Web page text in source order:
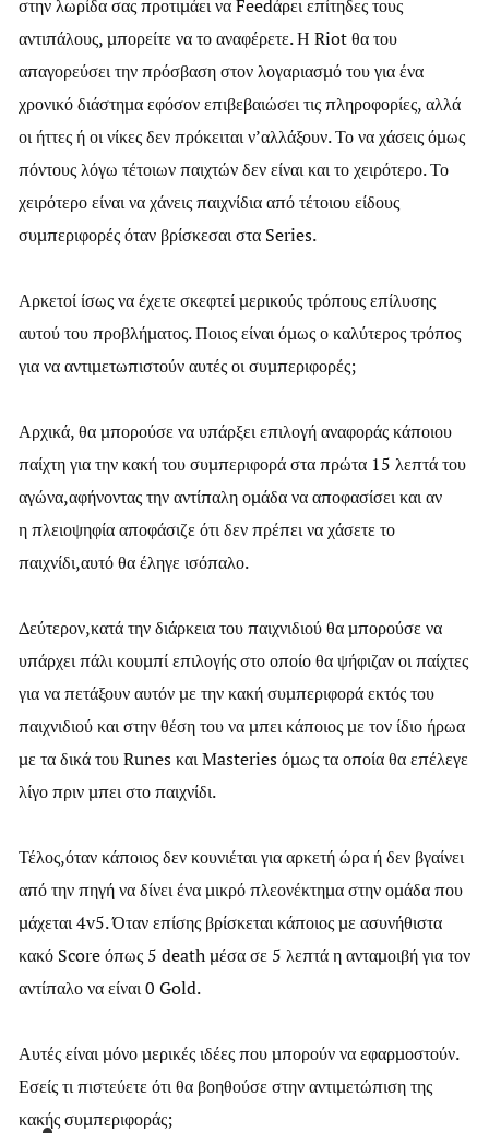
στην λωρίδα σας προτιμάει να Feedάρει επίτηδες τους
αντιπάλους, μπορείτε να το αναφέρετε. Η Riot θα του
απαγορεύσει την πρόσβαση στον λογαριασμό του για ένα
χρονικό διάστημα εφόσον επιβεβαιώσει τις πληροφορίες, αλλά
οι ήττες ή οι νίκες δεν πρόκειται ν’αλλάξουν. Το να χάσεις όμως
πόντους λόγω τέτοιων παιχτών δεν είναι και το χειρότερο. Το
χειρότερο είναι να χάνεις παιχνίδια από τέτοιου είδους
συμπεριφορές όταν βρίσκεσαι στα Series.
Αρκετοί ίσως να έχετε σκεφτεί μερικούς τρόπους επίλυσης
αυτού του προβλήματος. Ποιος είναι όμως ο καλύτερος τρόπος
για να αντιμετωπιστούν αυτές οι συμπεριφορές;
Αρχικά, θα μπορούσε να υπάρξει επιλογή αναφοράς κάποιου
παίχτη για την κακή του συμπεριφορά στα πρώτα 15 λεπτά του
αγώνα,αφήνοντας την αντίπαλη ομάδα να αποφασίσει και αν
η πλειοψηφία αποφάσιζε ότι δεν πρέπει να χάσετε το
παιχνίδι,αυτό θα έληγε ισόπαλο.
Δεύτερον,κατά την διάρκεια του παιχνιδιού θα μπορούσε να
υπάρχει πάλι κουμπί επιλογής στο οποίο θα ψήφιζαν οι παίχτες
για να πετάξουν αυτόν με την κακή συμπεριφορά εκτός του
παιχνιδιού και στην θέση του να μπει κάποιος με τον ίδιο ήρωα
με τα δικά του Runes και Masteries όμως τα οποία θα επέλεγε
λίγο πριν μπει στο παιχνίδι.
Τέλος,όταν κάποιος δεν κουνιέται για αρκετή ώρα ή δεν βγαίνει
από την πηγή να δίνει ένα μικρό πλεονέκτημα στην ομάδα που
μάχεται 4v5. Όταν επίσης βρίσκεται κάποιος με ασυνήθιστα
κακό Score όπως 5 death μέσα σε 5 λεπτά η ανταμοιβή για τον
αντίπαλο να είναι 0 Gold.
Αυτές είναι μόνο μερικές ιδέες που μπορούν να εφαρμοστούν.
Εσείς τι πιστεύετε ότι θα βοηθούσε στην αντιμετώπιση της
κακής συμπεριφοράς;